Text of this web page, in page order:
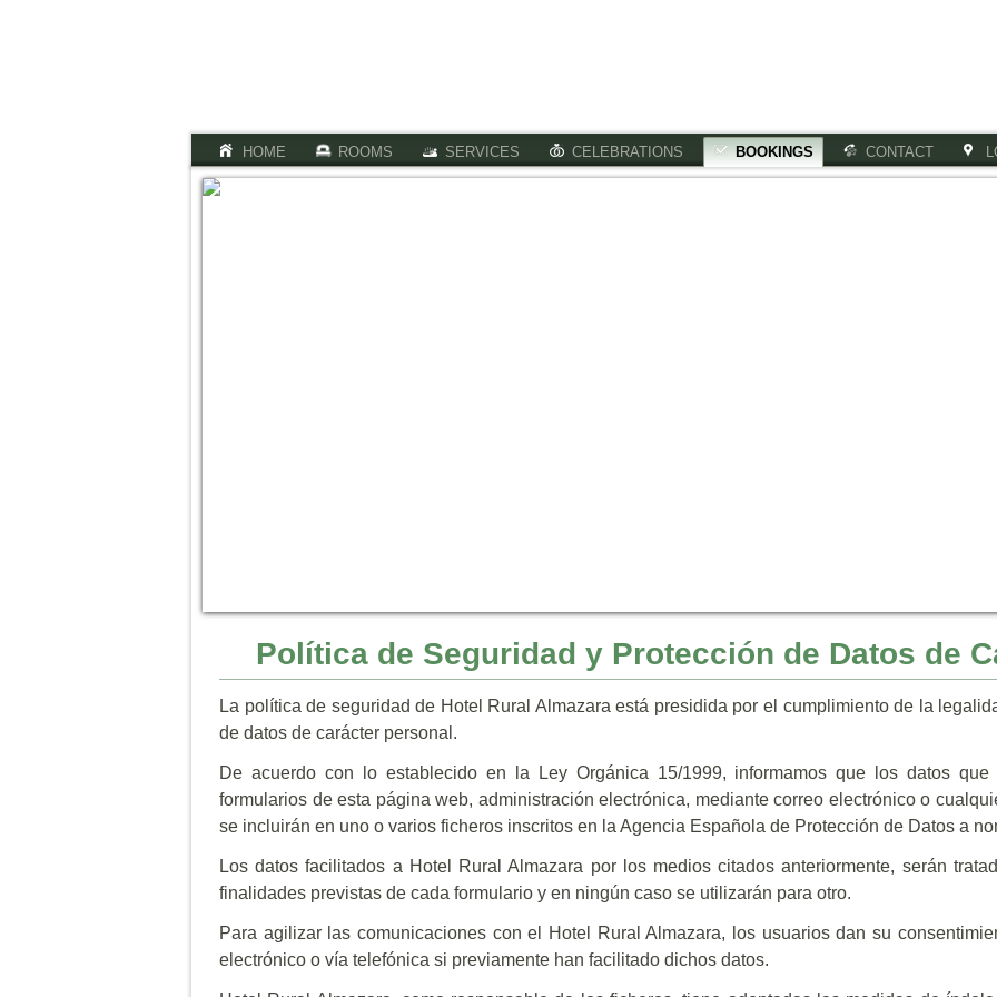
HOME ROOMS SERVICES CELEBRATIONS BOOKINGS CONTACT
Política de Seguridad y Protección de Datos de
La política de seguridad de Hotel Rural Almazara está presidida por el cumplimiento de la
de datos de carácter personal.
De acuerdo con lo establecido en la Ley Orgánica 15/1999, informamos que los datos
formularios de esta página web, administración electrónica, mediante correo electrónico o
se incluirán en uno o varios ficheros inscritos en la Agencia Española de Protección de Datos a
Los datos facilitados a Hotel Rural Almazara por los medios citados anteriormente, serán
finalidades previstas de cada formulario y en ningún caso se utilizarán para otro.
Para agilizar las comunicaciones con el Hotel Rural Almazara, los usuarios dan su
electrónico o vía telefónica si previamente han facilitado dichos datos.